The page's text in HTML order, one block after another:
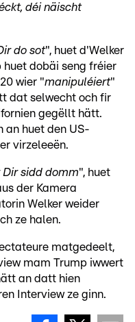
déi näischt
do sot", huet d'Welker
huet dobäi seng fréier
wier "manipuléiert"
dat selwecht och fir
gegëllt hätt.
an huet den US-
virzeleeën.
Dir sidd domm", huet
der Kamera
Welker weider
ze halen.
matgedeelt,
mam Trump iwwert
an datt hien
Interview ze ginn.